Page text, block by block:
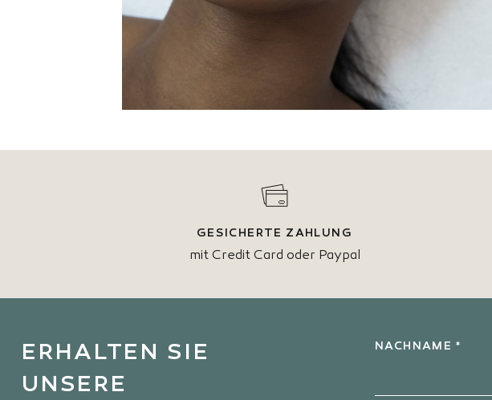
GESICHERTE ZAHLUNG
mit Credit Card oder Paypal
ERHALTEN SIE
UNSERE
NACHNAME *